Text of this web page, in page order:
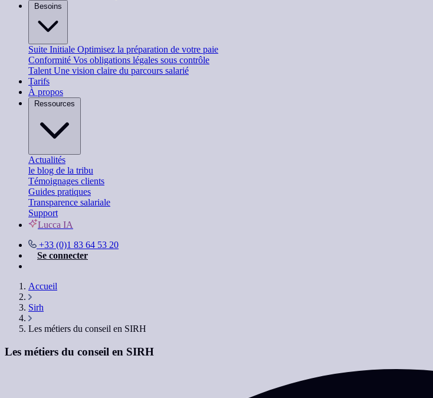
Suite Initiale Optimisez la préparation de votre paie
Conformité Vos obligations légales sous contrôle
Talent Une vision claire du parcours salarié
Tarifs
À propos
Actualités
le blog de la tribu
Témoignages clients
Guides pratiques
Transparence salariale
Support
Lucca IA
+33 (0)1 83 64 53 20
Se connecter
Accueil
Sirh
Les métiers du conseil en SIRH
Les métiers du conseil en SIRH